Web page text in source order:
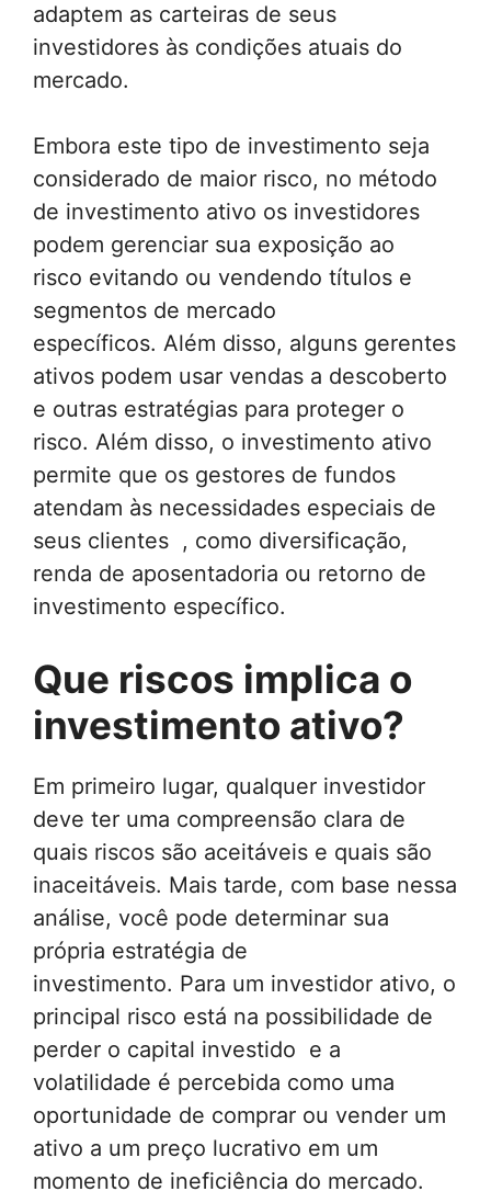
adaptem as carteiras de seus
investidores às condições atuais do
mercado.
Embora este tipo de investimento seja
considerado de maior risco, no método
de investimento ativo os investidores
podem gerenciar sua exposição ao
risco evitando ou vendendo títulos e
segmentos de mercado
específicos. Além disso, alguns gerentes
ativos podem usar vendas a descoberto
e outras estratégias para proteger o
risco. Além disso, o investimento ativo
permite que os gestores de fundos
atendam às necessidades especiais de
seus clientes , como diversificação,
renda de aposentadoria ou retorno de
investimento específico.
Que riscos implica o
investimento ativo?
Em primeiro lugar, qualquer investidor
deve ter uma compreensão clara de
quais riscos são aceitáveis ​​e quais são
inaceitáveis. Mais tarde, com base nessa
análise, você pode determinar sua
própria estratégia de
investimento. Para um investidor ativo, o
principal risco está na possibilidade de
perder o capital investido e a
volatilidade é percebida como uma
oportunidade de comprar ou vender um
ativo a um preço lucrativo em um
momento de ineficiência do mercado.